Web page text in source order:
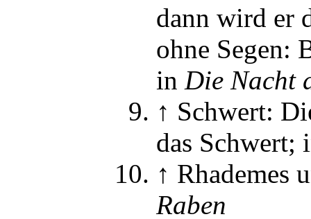
dann wird er
ohne Segen:
in Die Nacht
↑ Schwert:
das Schwert;
↑ Rhademes
Raben